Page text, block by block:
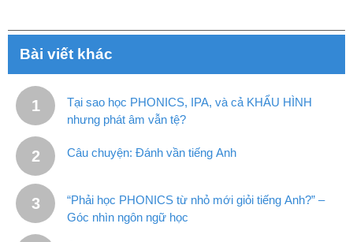
Bài viết khác
Tại sao học PHONICS, IPA, và cả KHẨU HÌNH
nhưng phát âm vẫn tệ?
Câu chuyện: Đánh vần tiếng Anh
“Phải học PHONICS từ nhỏ mới giỏi tiếng Anh?” –
Góc nhìn ngôn ngữ học